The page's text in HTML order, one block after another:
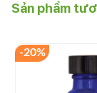
Sản phẩm
-20%